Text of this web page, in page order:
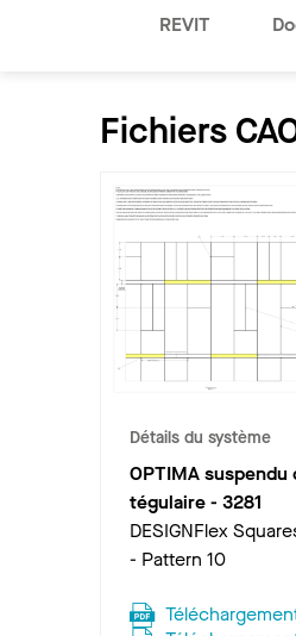
REVIT
Fichiers
Détails du système
OPTIMA suspendu
tégulaire- 3281
DESIGNFlex
- Pattern 10